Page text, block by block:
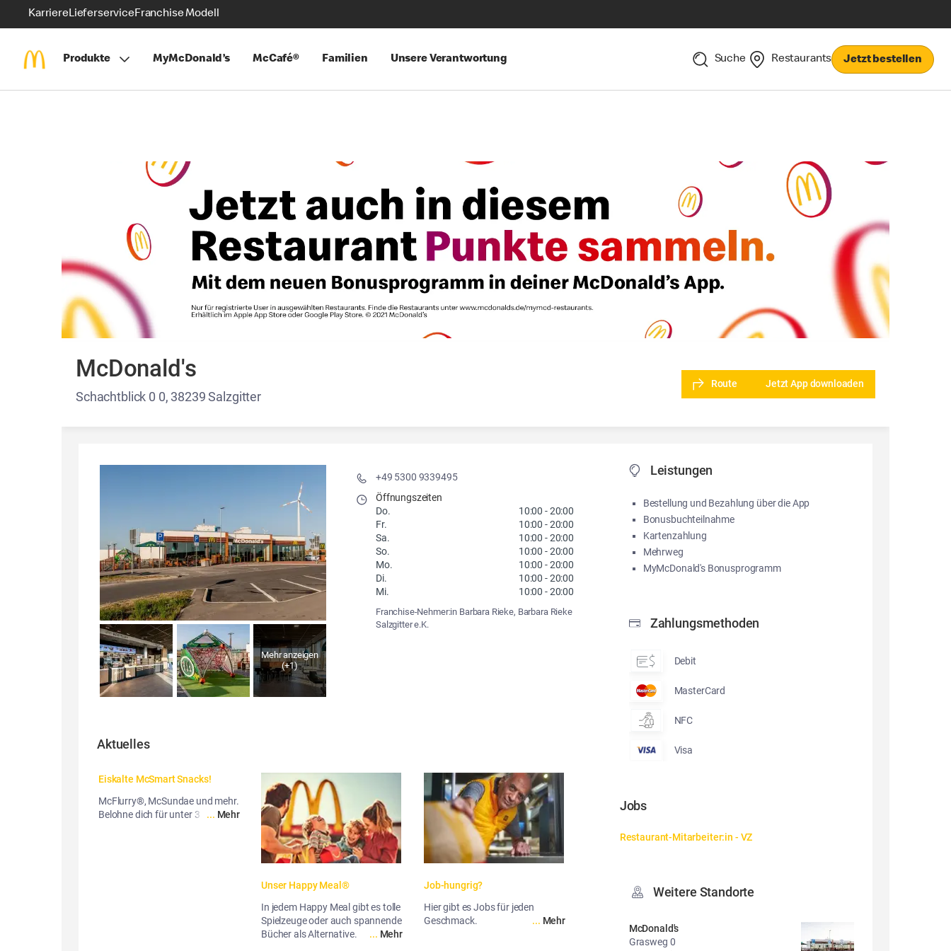
KarriereLieferserviceFranchise Modell
Produkte MyMcDonald’s McCafé® Familien Unsere Verantwortung Suche Restaurants Jetzt bestellen
McDonald's
Schachtblick 0 0, 38239 Salzgitter
Route Jetzt App downloaden
Mehr anzeigen
(+1)
+49 5300 9339495
Öffnungszeiten
Do.
10:00 -20:00
Fr.
10:00 -20:00
Sa.
10:00 -20:00
So.
10:00 -20:00
Mo.
10:00 -20:00
Di.
10:00 -20:00
Mi.
10:00 -20:00
Franchise-Nehmer:in Barbara Rieke, Barbara Rieke
Salzgitter e.K.
Aktuelles
Eiskalte McSmart Snacks!
McFlurry®, McSundae und mehr.
Belohne dich für unter 3 Euro.
... Mehr
Unser Happy Meal®
In jedem Happy Meal gibt es tolle
Spielzeuge oder auch spannende
Bücher als Alternative.
... Mehr
Job-hungrig?
Hier gibt es Jobs für jeden
Geschmack.
... Mehr
Leistungen
Bestellung und Bezahlung über die App
Bonusbuchteilnahme
Kartenzahlung
Mehrweg
MyMcDonald's Bonusprogramm
Zahlungsmethoden
Debit
MasterCard
NFC
Visa
Jobs
Restaurant-Mitarbeiter:in - VZ
Weitere Standorte
McDonald's
Grasweg 0